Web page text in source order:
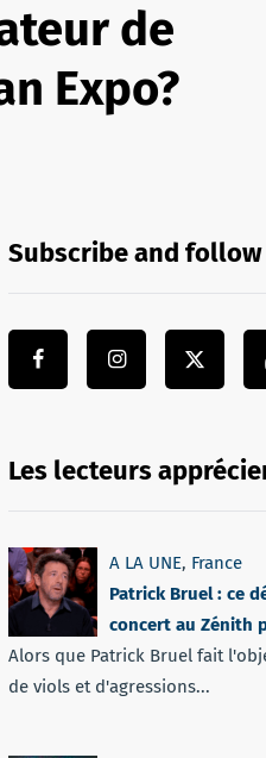
de
Expo?
Subscribe and follow
Les lecteurs
A LA UNE, France
Patrick Bruel : ce
concert au Zénith
Alors que Patrick Bruel fait
de viols et d'agressions...